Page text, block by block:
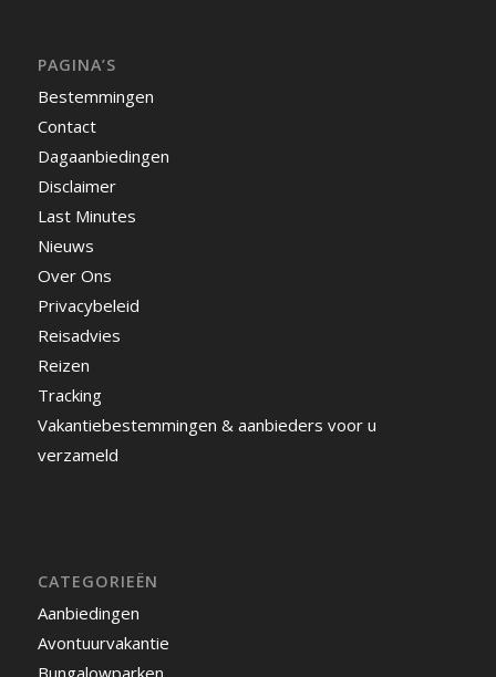
PAGINA’S
Bestemmingen
Contact
Dagaanbiedingen
Disclaimer
Last Minutes
Nieuws
Over Ons
Privacybeleid
Reisadvies
Reizen
Tracking
Vakantiebestemmingen & aanbieders voor u
verzameld
CATEGORIEËN
Aanbiedingen
Avontuurvakantie
Bungalowparken